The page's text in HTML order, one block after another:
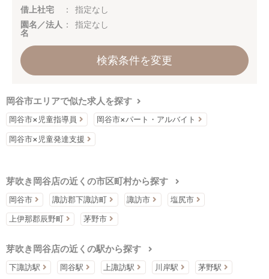
借上社宅
指定なし
園名／法人
名
指定なし
検索条件を変更
岡谷市エリアで似た求人を探す
岡谷市×児童指導員 岡谷市×パート・アルバイト
岡谷市×児童発達支援
芽吹き岡谷店の近くの市区町村から探す
岡谷市 諏訪郡下諏訪町 諏訪市 塩尻市
上伊那郡辰野町 茅野市
芽吹き岡谷店の近くの駅から探す
下諏訪駅 岡谷駅 上諏訪駅 川岸駅 茅野駅